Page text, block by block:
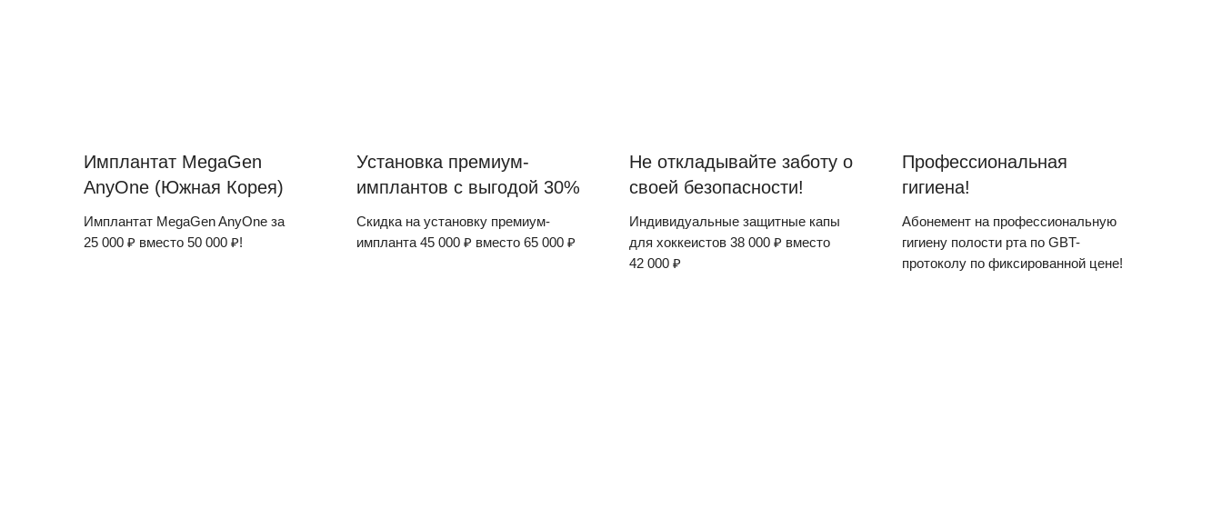
Имплантат MegaGen
AnyOne (Южная Корея)
Имплантат MegaGen AnyOne за
25 000 ₽ вместо 50 000 ₽!
Установка премиум-
имплантов с выгодой 30%
Скидка на установку премиум-
импланта 45 000 ₽ вместо 65 000 ₽
Не откладывайте заботу о
своей безопасности!
Индивидуальные защитные капы
для хоккеистов 38 000 ₽ вместо
42 000 ₽
Профессиональная
гигиена!
Абонемент на профессиональную
гигиену полости рта по GBT-
протоколу по фиксированной цене!